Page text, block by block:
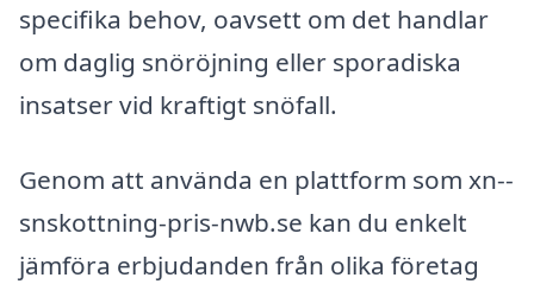
specifika behov, oavsett om det handlar
om daglig snöröjning eller sporadiska
insatser vid kraftigt snöfall.
Genom att använda en plattform som xn--
snskottning-pris-nwb.se kan du enkelt
jämföra erbjudanden från olika företag